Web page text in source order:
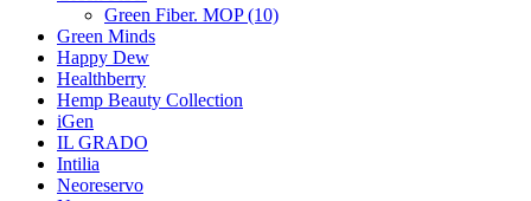
Green Fiber. MOP (10)
Green Minds
Happy Dew
Healthberry
Hemp Beauty Collection
iGen
IL GRADO
Intilia
Neoreservo